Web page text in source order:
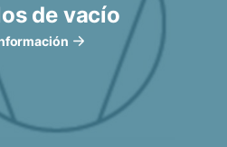
de vacío